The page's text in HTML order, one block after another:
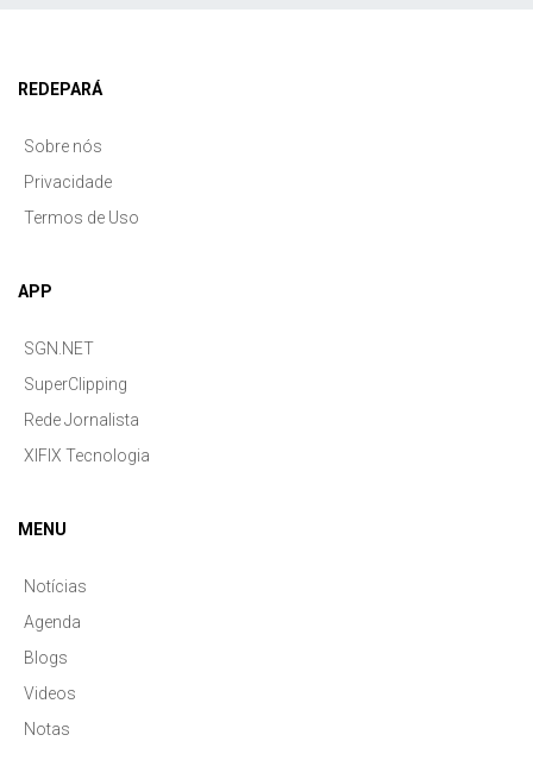
REDEPARÁ
Sobre nós
Privacidade
Termos de Uso
APP
SGN.NET
SuperClipping
Rede Jornalista
XIFIX Tecnologia
MENU
Notícias
Agenda
Blogs
Videos
Notas